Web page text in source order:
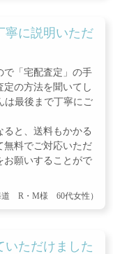
寧に説明いただ
で「宅配査定」の手
定の方法を聞いてし
は最後まで丁寧にご
ると、送料もかかる
無料でご対応いただ
お願いすることがで
道 R・M様 60代女性）
いただけました